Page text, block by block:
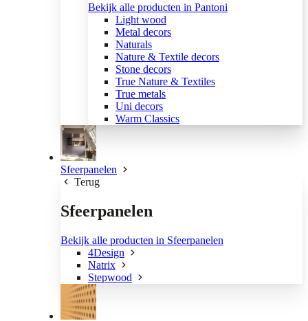
Bekijk alle producten in Pantoni
Light wood
Metal decors
Naturals
Nature & Textile decors
Stone decors
True Nature & Textiles
True metals
Uni decors
Warm Classics
Sfeerpanelen
Terug
Sfeerpanelen
Bekijk alle producten in Sfeerpanelen
4Design
Natrix
Stepwood